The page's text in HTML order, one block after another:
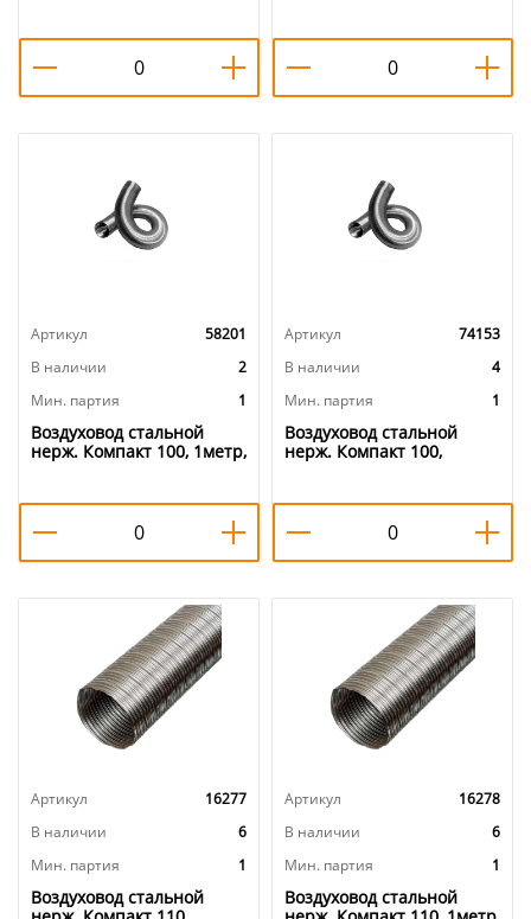
Артикул
58201
В наличии
2
Мин. партия
1
Воздуховод стальной
нерж. Компакт 100, 1метр,
Артикул
74153
В наличии
4
Мин. партия
1
Воздуховод стальной
нерж. Компакт 100,
Артикул
16277
В наличии
6
Мин. партия
1
Воздуховод стальной
Артикул
16278
В наличии
6
Мин. партия
1
Воздуховод стальной